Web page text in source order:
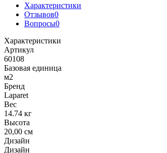
Характеристики
Отзывов0
Вопросы0
Характеристики
Артикул
60108
Базовая единица
м2
Бренд
Laparet
Вес
14.74 кг
Высота
20,00 см
Дизайн
Дизайн